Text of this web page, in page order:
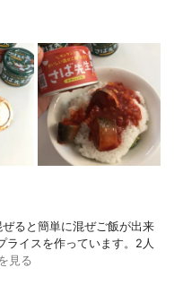
ると簡単に混ぜご飯が出来
ライスを作っています。2人
見る